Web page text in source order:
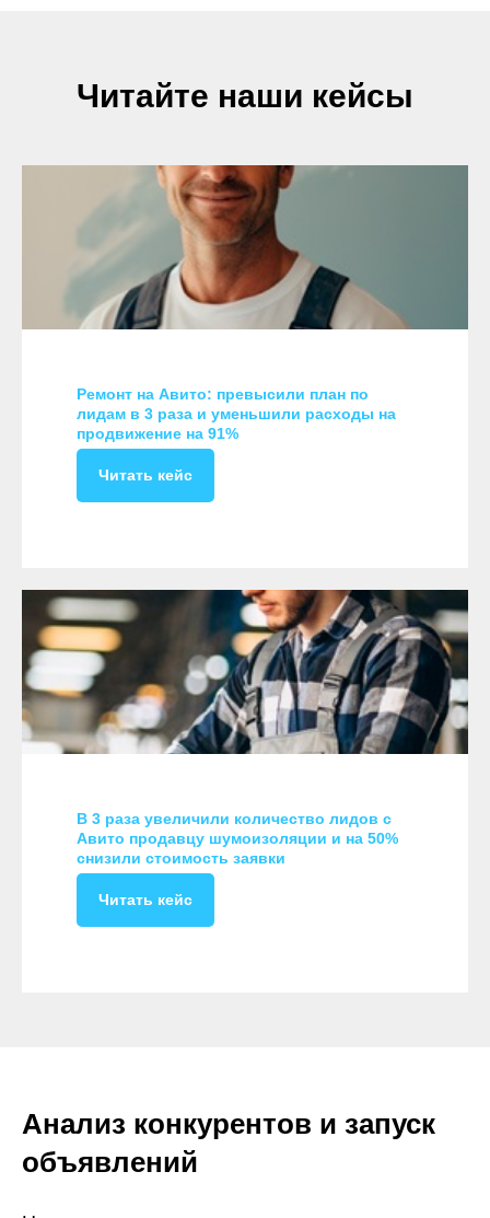
Читайте наши кейсы
Ремонт на Авито: превысили план по
лидам в 3 раза и уменьшили расходы на
продвижение на 91%
Читать кейс
В 3 раза увеличили количество лидов с
Авито продавцу шумоизоляции и на 50%
снизили стоимость заявки
Читать кейс
Анализ конкурентов и запуск
объявлений